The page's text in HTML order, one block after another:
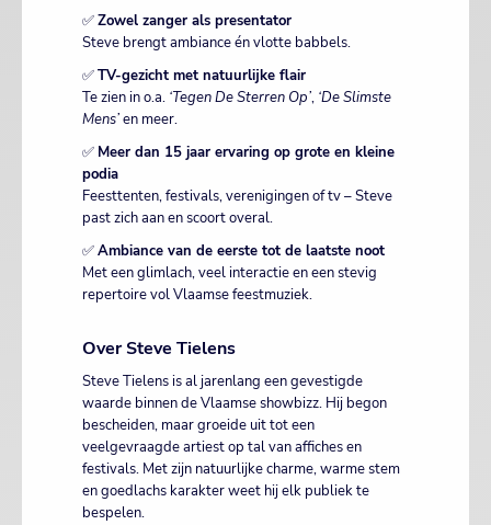
✅Zowel zanger als presentator
Steve brengt ambiance én vlotte babbels.
✅TV-gezicht met natuurlijke flair
Te zien in o.a. ‘Tegen De Sterren Op’, ‘De Slimste
Mens’en meer.
✅ Meer dan 15 jaar ervaring op grote en kleine
podia
Feesttenten, festivals, verenigingen of tv – Steve
past zich aan en scoort overal.
✅Ambiance van de eerste tot de laatste noot
Met een glimlach, veel interactie en een stevig
repertoire vol Vlaamse feestmuziek.
Over Steve Tielens
Steve Tielens is al jarenlang een gevestigde
waarde binnen de Vlaamse showbizz. Hij begon
bescheiden, maar groeide uit tot een
veelgevraagde artiest op tal van affiches en
festivals. Met zijn natuurlijke charme, warme stem
en goedlachs karakter weet hij elk publiek te
bespelen.